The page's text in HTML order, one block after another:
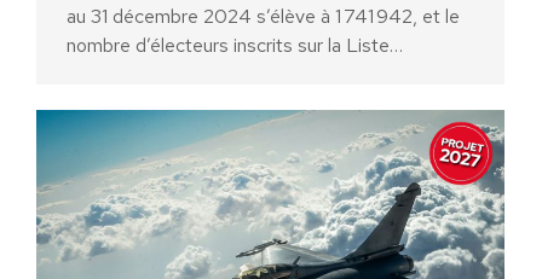
au 31 décembre 2024 s’élève à 1 741 942, et le
nombre d’électeurs inscrits sur la Liste…